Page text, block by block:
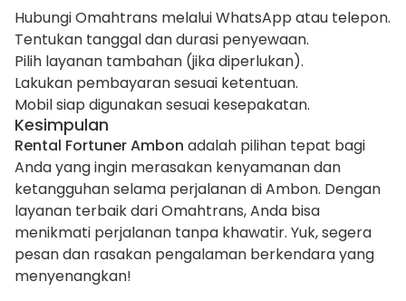
Hubungi Omahtrans melalui WhatsApp atau telepon.
Tentukan tanggal dan durasi penyewaan.
Pilih layanan tambahan (jika diperlukan).
Lakukan pembayaran sesuai ketentuan.
Mobil siap digunakan sesuai kesepakatan.
Kesimpulan
Rental Fortuner Ambon adalah pilihan tepat bagi
Anda yang ingin merasakan kenyamanan dan
ketangguhan selama perjalanan di Ambon. Dengan
layanan terbaik dari Omahtrans, Anda bisa
menikmati perjalanan tanpa khawatir. Yuk, segera
pesan dan rasakan pengalaman berkendara yang
menyenangkan!